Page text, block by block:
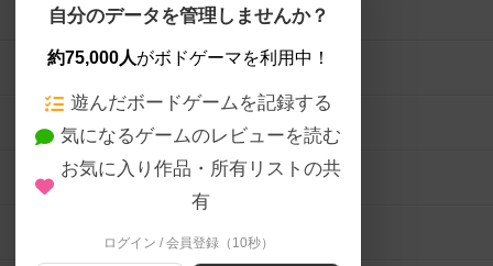
自分のデータを管理しませんか？
約75,000人がボドゲーマを利用中！
遊んだボードゲームを記録する
気になるゲームのレビューを読む
お気に入り作品・所有リストの共
有
ログイン / 会員登録（10秒）
ボードゲームを検索する
ボードゲームの新着レビュー
ボードゲーム会情報
メカニクス特集
掲示板・トピックス